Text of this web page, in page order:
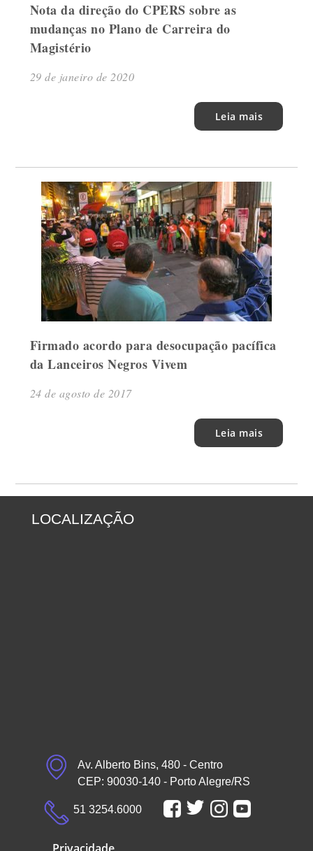
Nota da direção do CPERS sobre as
mudanças no Plano de Carreira do
Magistério
29 de janeiro de 2020
Leia mais
Firmado acordo para desocupação pacífica
da Lanceiros Negros Vivem
24 de agosto de 2017
Leia mais
LOCALIZAÇÃO
Av. Alberto Bins, 480 - Centro
CEP: 90030-140 - Porto Alegre/RS
51 3254.6000